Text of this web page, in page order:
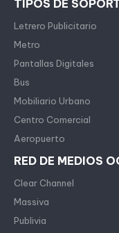
TIPOS DE
Letrero Publicitario
Metro
Pantallas Digitales
Bus
Mobiliario Urbano
Centro Comercial
Aeropuerto
RED DE MEDIOS
Clear Channel
Massiva
Publivia